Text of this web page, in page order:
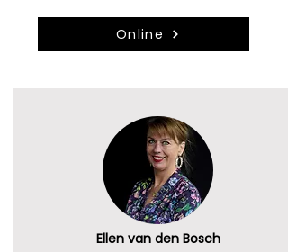
Online
Ellen van den Bosch